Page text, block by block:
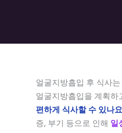
얼굴지방흡입 후 식사
얼굴지방흡입을 계획
편하게 식사할 수 있나
증, 부기 등으로 인해 일